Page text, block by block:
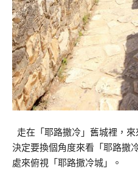
走在「耶路撒冷」舊城裡，
決定要換個角度來看「耶路撒
處來俯視「耶路撒冷城」。